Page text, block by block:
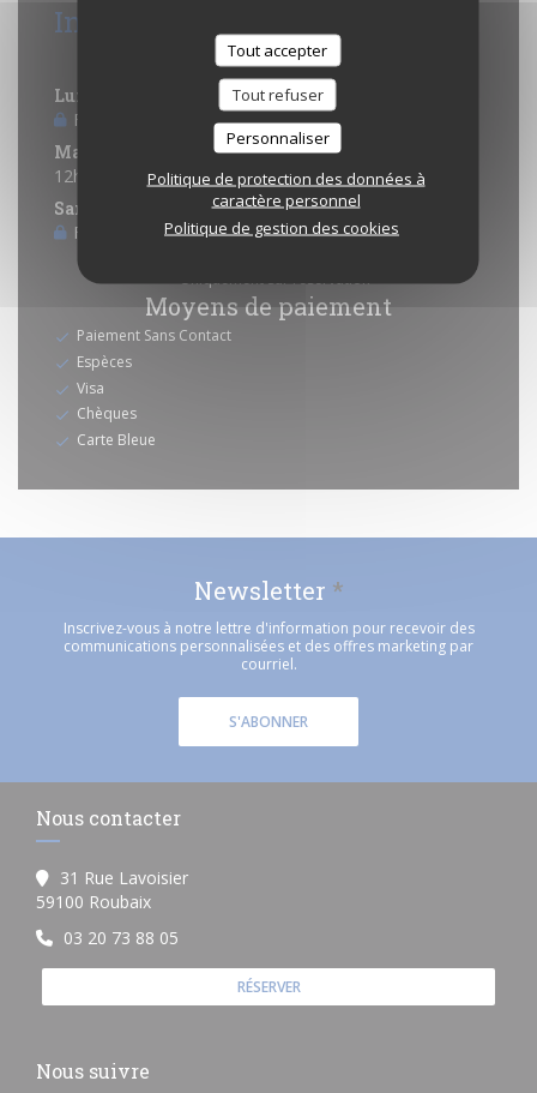
Tout accepter
Tout refuser
Personnaliser
Politique de protection des données à
caractère personnel
Politique de gestion des cookies
Infos pratiques
Horaires
Lundi
Fermé
Mar
12h10 - 14h00 *
Sam
Fermé
* Uniquement sur réservation
Moyens de paiement
Paiement Sans Contact
Espèces
Visa
Chèques
Carte Bleue
Newsletter *
Inscrivez-vous à notre lettre d'information pour recevoir des
communications personnalisées et des offres marketing par
courriel.
S'ABONNER
Nous contacter
31 Rue Lavoisier
59100 Roubaix((ouvre une nouvelle fenêtre))
03 20 73 88 05
RÉSERVER
Nous suivre